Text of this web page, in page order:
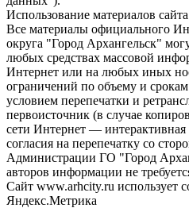
Использование материалов сайта
Все материалы официального
округа "Город Архангельск"
любых средствах массовой
Интернет или на любых иных
ограничений по объему и
условием перепечатки и
первоисточник (в случае
сети Интернет —
согласия на перепечатку со
Администрации ГО "Город
авторов информации не
Сайт www.arhcity.ru использует
Яндекс.Метрика